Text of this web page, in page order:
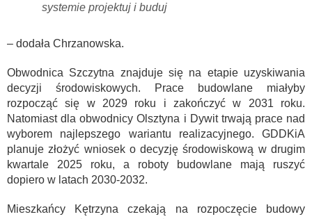
systemie projektuj i buduj
– dodała Chrzanowska.
Obwodnica Szczytna znajduje się na etapie uzyskiwania
decyzji środowiskowych. Prace budowlane miałyby
rozpocząć się w 2029 roku i zakończyć w 2031 roku.
Natomiast dla obwodnicy Olsztyna i Dywit trwają prace nad
wyborem najlepszego wariantu realizacyjnego. GDDKiA
planuje złożyć wniosek o decyzję środowiskową w drugim
kwartale 2025 roku, a roboty budowlane mają ruszyć
dopiero w latach 2030-2032.
Mieszkańcy Kętrzyna czekają na rozpoczęcie budowy